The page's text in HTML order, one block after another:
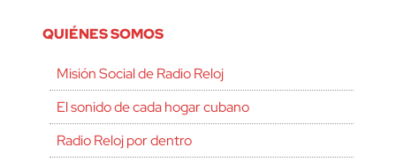
QUIÉNES SOMOS
Misión Social de Radio Reloj
El sonido de cada hogar cubano
Radio Reloj por dentro